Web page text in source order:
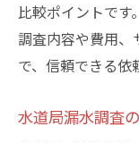
比較ポイントです
調査内容や費用、
で、信頼できる依
水道局漏水調査